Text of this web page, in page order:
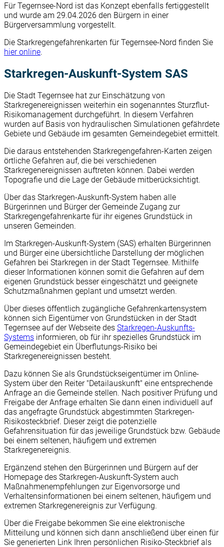
Für Tegernsee-Nord ist das Konzept ebenfalls fertiggestellt
und wurde am 29.04.2026 den Bürgern in einer
Bürgerversammlung vorgestellt.
Die Starkregengefahrenkarten für Tegernsee-Nord finden Sie
hier online.
Starkregen-Auskunft-System SAS
Die Stadt Tegernsee hat zur Einschätzung von
Starkregenereignissen weiterhin ein sogenanntes Sturzflut-
Risikomanagement durchgeführt. In diesem Verfahren
wurden auf Basis von hydraulischen Simulationen gefährdete
Gebiete und Gebäude im gesamten Gemeindegebiet ermittelt.
Die daraus entstehenden Starkregengefahren-Karten zeigen
örtliche Gefahren auf, die bei verschiedenen
Starkregenereignissen auftreten können. Dabei werden
Topografie und die Lage der Gebäude mitberücksichtigt.
Über das Starkregen-Auskunft-System haben alle
Bürgerinnen und Bürger der Gemeinde Zugang zur
Starkregengefahrenkarte für ihr eigenes Grundstück in
unseren Gemeinden.
Im Starkregen-Auskunft-System (SAS) erhalten Bürgerinnen
und Bürger eine übersichtliche Darstellung der möglichen
Gefahren bei Starkregen in der Stadt Tegernsee. Mithilfe
dieser Informationen können somit die Gefahren auf dem
eigenen Grundstück besser eingeschätzt und geeignete
Schutzmaßnahmen geplant und umsetzt werden.
Über dieses öffentlich zugängliche Gefahrenkartensystem
können sich Eigentümer von Grundstücken in der Stadt
Tegernsee auf der Webseite des Starkregen-Auskunfts-
Systems informieren, ob für ihr spezielles Grundstück im
Gemeindegebiet ein Überflutungs-Risiko bei
Starkregenereignissen besteht.
Dazu können Sie als Grundstückseigentümer im Online-
System über den Reiter "Detailauskunft" eine entsprechende
Anfrage an die Gemeinde stellen. Nach positiver Prüfung und
Freigabe der Anfrage erhalten Sie dann einen individuell auf
das angefragte Grundstück abgestimmten Starkregen-
Risikosteckbrief. Dieser zeigt die potenzielle
Gefahrensituation für das jeweilige Grundstück bzw. Gebäude
bei einem seltenen, häufigem und extremen
Starkregenereignis.
Ergänzend stehen den Bürgerinnen und Bürgern auf der
Homepage des Starkregen-Auskunft-System auch
Maßnahmenempfehlungen zur Eigenvorsorge und
Verhaltensinformationen bei einem seltenen, häufigem und
extremen Starkregenereignis zur Verfügung.
Über die Freigabe bekommen Sie eine elektronische
Mitteilung und können sich dann anschließend über einen für
Sie generierten Link Ihren persönlichen Risiko-Steckbrief als